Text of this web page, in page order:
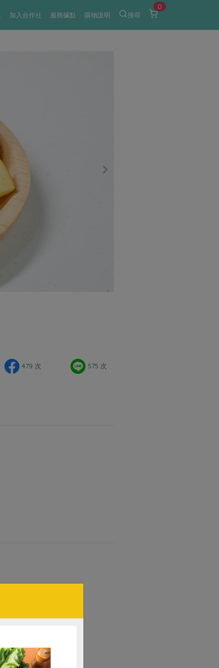
加入合作社 服務據點 購物說明 搜尋
0
479 次 575 次